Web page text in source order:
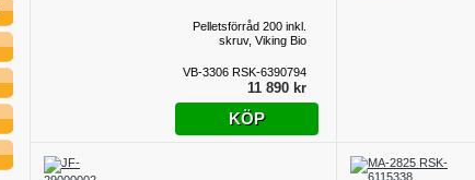
Pelletsförråd 200 inkl.
skruv, Viking Bio
VB-3306 RSK-6390794
11 890 kr
KÖP